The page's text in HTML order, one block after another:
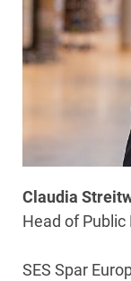
Claudia
Head of Public
SES Spar